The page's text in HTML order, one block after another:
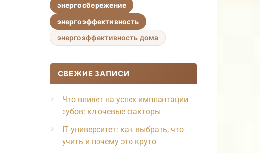
энергосбережение
энергоэффективность
энергоэффективность дома
СВЕЖИЕ ЗАПИСИ
Что влияет на успех имплантации
зубов: ключевые факторы
IT университет: как выбрать, что
учить и почему это круто